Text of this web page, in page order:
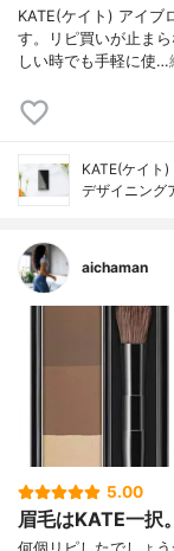
KATE(ケイト) アイブ
す。リピ買いが止ま
しい時でも手軽に使…
KATE(ケイト)
デザイニング
aichaman
5.00
眉毛はKATE一択。